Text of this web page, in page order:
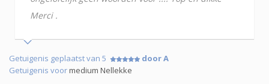
Merci .
Getuigenis geplaatst van 5
door A
Getuigenis voormedium Nellekke